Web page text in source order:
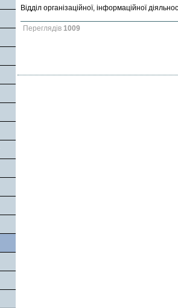
Відділ організаційної, інформаційної
Переглядів 1009